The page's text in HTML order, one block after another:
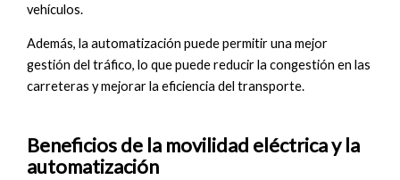
vehículos.
Además, la automatización puede permitir una mejor
gestión del tráfico, lo que puede reducir la congestión en las
carreteras y mejorar la eficiencia del transporte.
Beneficios de la movilidad eléctrica y la
automatización